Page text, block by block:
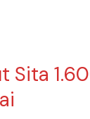
Sita